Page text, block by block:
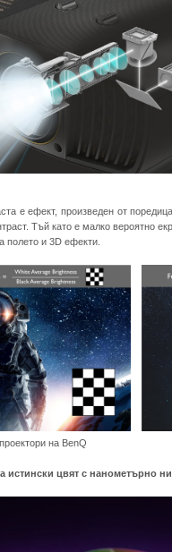
е ефект, произведен от
Тъй като е малко вероятно
полето и 3D ефекти.
проектори на BenQ
истински цвят с нанометърно